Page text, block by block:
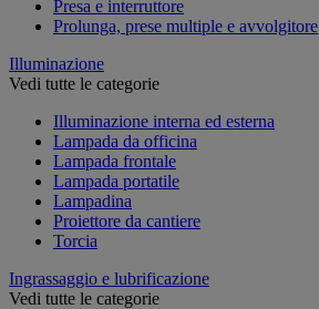
Presa e interruttore
Prolunga, prese multiple e avvolgitore
Illuminazione
Vedi tutte le categorie
Illuminazione interna ed esterna
Lampada da officina
Lampada frontale
Lampada portatile
Lampadina
Proiettore da cantiere
Torcia
Ingrassaggio e lubrificazione
Vedi tutte le categorie